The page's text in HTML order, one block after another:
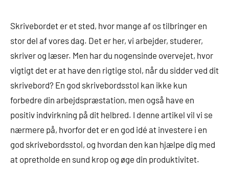
Skrivebordet er et sted, hvor mange af os tilbringer en
stor del af vores dag. Det er her, vi arbejder, studerer,
skriver og læser. Men har du nogensinde overvejet, hvor
vigtigt det er at have den rigtige stol, når du sidder ved dit
skrivebord? En god skrivebordsstol kan ikke kun
forbedre din arbejdspræstation, men også have en
positiv indvirkning på dit helbred. I denne artikel vil vi se
nærmere på, hvorfor det er en god idé at investere i en
god skrivebordsstol, og hvordan den kan hjælpe dig med
at opretholde en sund krop og øge din produktivitet.